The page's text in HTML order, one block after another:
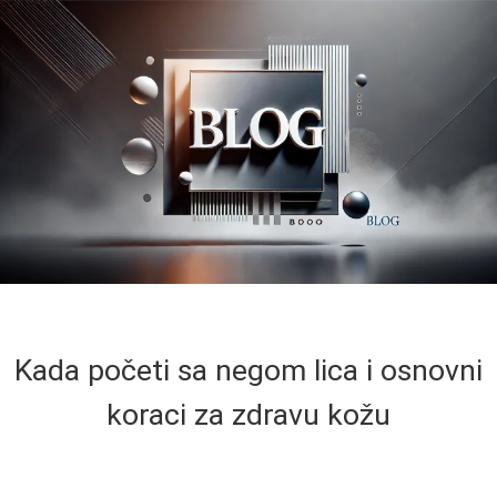
Kada početi sa negom lica i osnovni
koraci za zdravu kožu